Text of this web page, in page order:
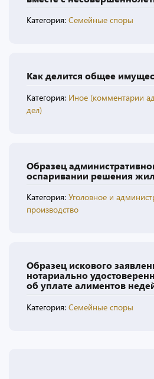
Категория: Семейные споры
Как делится общее
Категория: Иное (комментарии
дел)
Образец
оспаривании решения
Категория: Уголовное и
производство
Образец искового
нотариально
об уплате алиментов
Категория: Семейные споры